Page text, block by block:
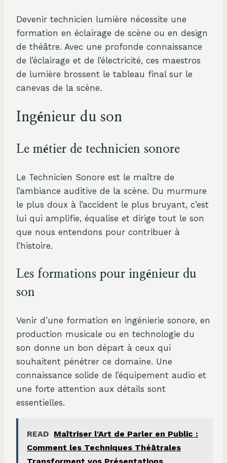
Devenir technicien lumière nécessite une
formation en éclairage de scène ou en design
de théâtre. Avec une profonde connaissance
de l’éclairage et de l’électricité, ces maestros
de lumière brossent le tableau final sur le
canevas de la scène.
Ingénieur du son
Le métier de technicien sonore
Le Technicien Sonore est le maître de
l’ambiance auditive de la scène. Du murmure
le plus doux à l’accident le plus bruyant, c’est
lui qui amplifie, équalise et dirige tout le son
que nous entendons pour contribuer à
l’histoire.
Les formations pour ingénieur du
son
Venir d’une formation en ingénierie sonore, en
production musicale ou en technologie du
son donne un bon départ à ceux qui
souhaitent pénétrer ce domaine. Une
connaissance solide de l’équipement audio et
une forte attention aux détails sont
essentielles.
READ Maîtriser l'Art de Parler en Public :
Comment les Techniques Théâtrales